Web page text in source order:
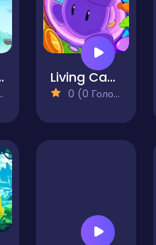
Living Cannon DX
0 (0 Голосів)